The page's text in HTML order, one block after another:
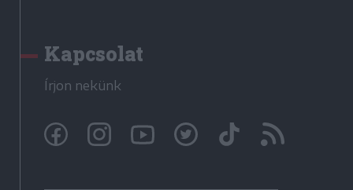
Kapcsolat
Írjon nekünk